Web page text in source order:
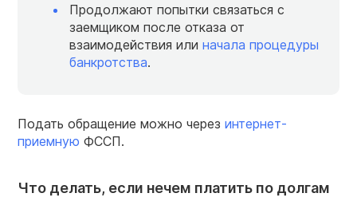
Продолжают попытки связаться с
заемщиком после отказа от
взаимодействия или начала процедуры
банкротства.
Подать обращение можно через интернет-
приемную ФССП.
Что делать, если нечем платить по долгам